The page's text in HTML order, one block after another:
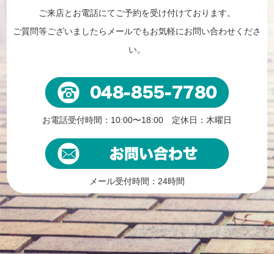
ご来店とお電話にてご予約を受け付けております。
ご質問等ございましたらメールでもお気軽にお問い合わせくださ
い。
お電話受付時間：10:00〜18:00 定休日：木曜日
メール受付時間：24時間